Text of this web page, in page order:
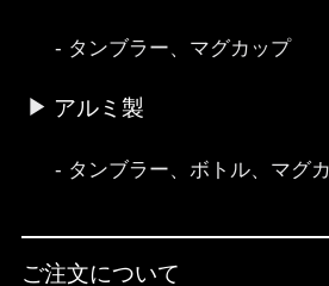
タンブラー、マグカップ
アルミ製
タンブラー、ボトル、マグ
ご注文について